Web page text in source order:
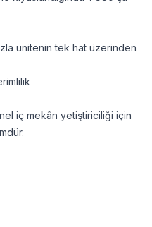
ünitenin tek hat üzerinden
iç mekân yetiştiriciliği için